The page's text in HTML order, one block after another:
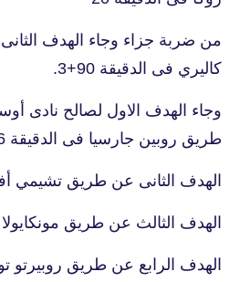
من ضربة جزاء وجاء الهدف
كاليري فى الدقيقة 90+3.
وجاء الهدف الاول لصالح نادى
طريق روبين جارسيا فى الدقيقة 46
الهدف الثانى عن طريق تشيمي
الهدف الثالث عن طريق مونكايولا
الهدف الرابع عن طريق روبيرتو